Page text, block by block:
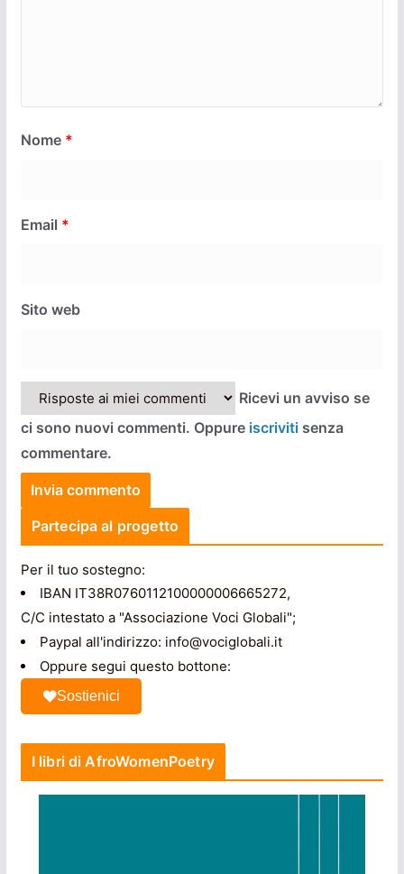
Nome *
Email *
Sito web
Ricevi un avviso se
ci sono nuovi commenti. Oppure iscrivitisenza
commentare.
Partecipa al progetto
Per il tuo sostegno:
IBAN IT38R0760112100000006665272,
C/C intestato a "Associazione Voci Globali";
Paypal all'indirizzo: info@vociglobali.it
Oppure segui questo bottone:
Sostienici
I libri di AfroWomenPoetry